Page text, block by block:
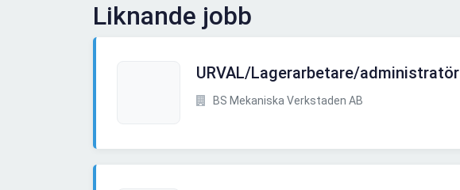
Liknande jobb
URVAL/Lagerarbetare/administratör
BS Mekaniska Verkstaden AB